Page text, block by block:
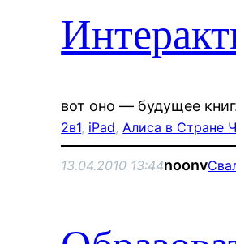
вот оно — будущее
2в1, iPad, Алиса в Стране
13.04.2010 13:44noonv